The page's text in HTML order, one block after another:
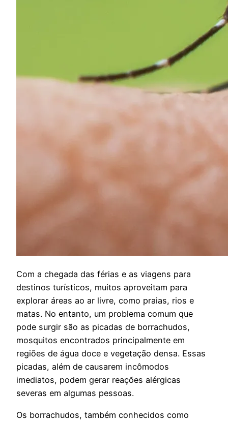
Com a chegada das férias e as viagens para
destinos turísticos, muitos aproveitam para
explorar áreas ao ar livre, como praias, rios e
matas. No entanto, um problema comum que
pode surgir são as picadas de borrachudos,
mosquitos encontrados principalmente em
regiões de água doce e vegetação densa. Essas
picadas, além de causarem incômodos
imediatos, podem gerar reações alérgicas
severas em algumas pessoas.
Os borrachudos, também conhecidos como